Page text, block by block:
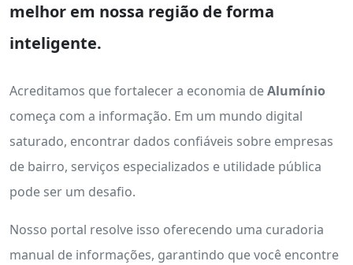
melhor em nossa região de forma
inteligente.
Acreditamos que fortalecer a economia deAlumínio
começa com a informação. Em um mundo digital
saturado, encontrar dados confiáveis sobre empresas
de bairro, serviços especializados e utilidade pública
pode ser um desafio.
Nosso portal resolve isso oferecendo uma curadoria
manual de informações, garantindo que você encontre